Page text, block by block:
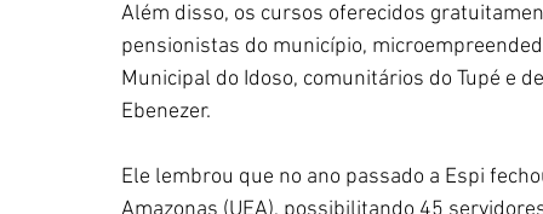
Além disso, os cursos oferecidos
pensionistas do município,
Municipal do Idoso, comunitários do Tupé e
Ebenezer.
Ele lembrou que no ano passado a Espi